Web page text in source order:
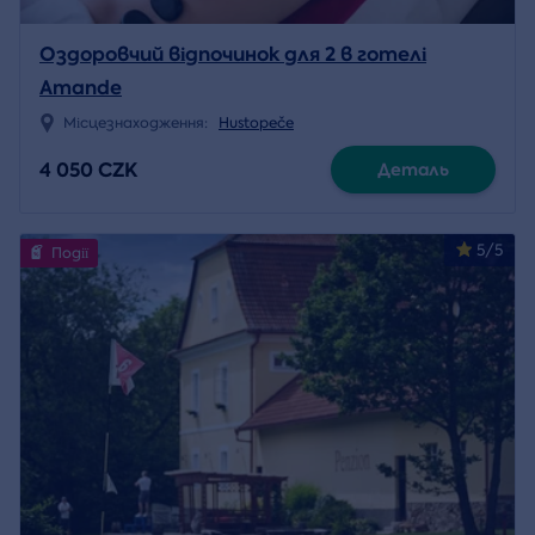
Оздоровчий відпочинок для 2 в готелі
Amande
Місцезнаходження: Hustopeče
4 050 CZK Деталь
5/5
Події